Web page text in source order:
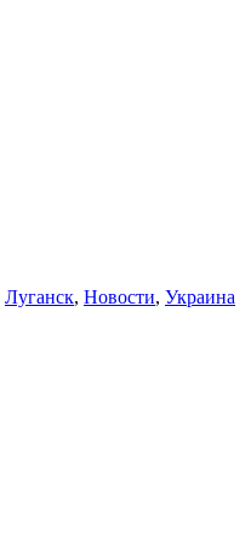
Луганск, Новости, Украина